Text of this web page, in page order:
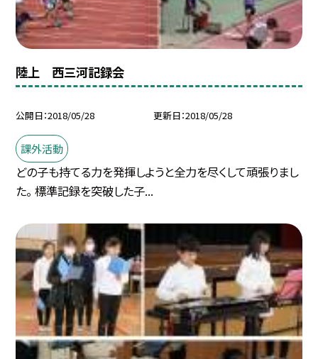
陸上 西三河記録会
公開日 2018/05/28 更新日 2018/05/28
課外活動
どの子も持てる力を発揮しようと全力を尽くして頑張りまし
た。 標準記録を突破した子...